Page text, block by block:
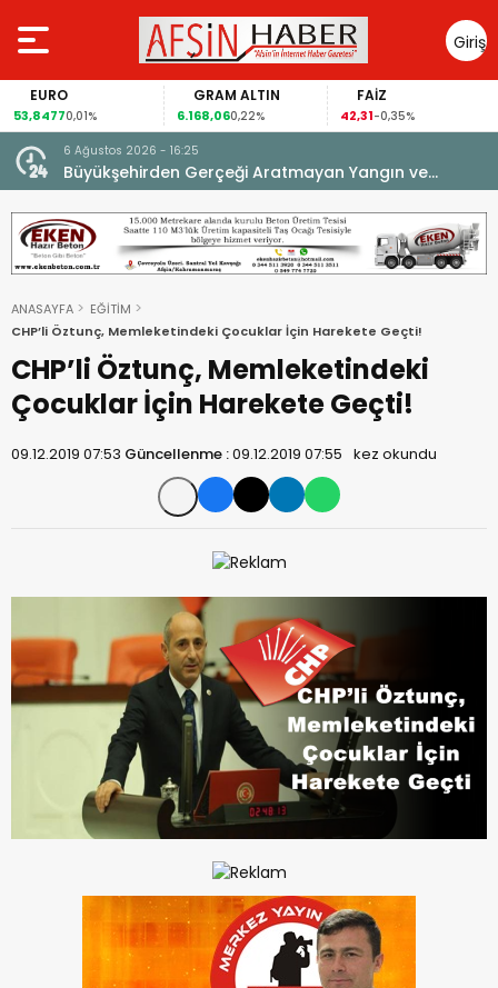
Giriş
Yap
EURO
53,84770,01%
GRAM ALTIN
6.168,060,22%
FAİZ
42,31-0,35%
6 Ağustos 2026 - 16:25
Büyükşehirden Gerçeği Aratmayan Yangın ve
Kurtarma Tatbikatı.
ANASAYFA
EĞİTİM
CHP’li Öztunç, Memleketindeki Çocuklar İçin Harekete Geçti!
CHP’li Öztunç, Memleketindeki
Çocuklar İçin Harekete Geçti!
09.12.2019 07:53 Güncellenme :09.12.2019 07:55 kez okundu